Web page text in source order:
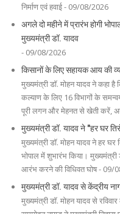
निर्माण एवं हवाई - 09/08/2026
अगले दो महीने में प्रारंभ होगी
मुख्यमंत्री डॉ. यादव
- 09/08/2026
किसानों के लिए सहायक आय की
मुख्यमंत्री डॉ. मोहन यादव ने कहा
कल्याण के लिए 16 विभागों के
पूरी लगन और मेहनत से खेती करें,
मुख्यमंत्री डॉ. यादव ने "हर घर
मुख्यमंत्री डॉ. मोहन यादव ने हर घर
भोपाल में शुभारंभ किया। मुख्यमंत्री
आरंभ करने की विधिवत घोष - 09/
मुख्यमंत्री डॉ. यादव से केंद्रीय
मुख्यमंत्री डॉ. मोहन यादव से